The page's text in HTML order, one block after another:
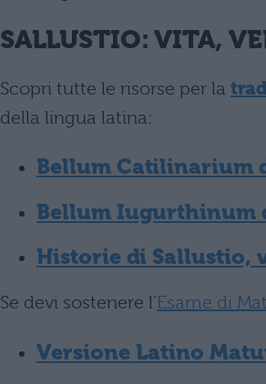
SALLUSTIO: VITA,
Scopri tutte le risorse per la
della lingua latina:
Bellum Catilinarium
Bellum Iugurthinum
Historie di Sallustio,
Se devi sostenere l’Esame di
Versione Latino